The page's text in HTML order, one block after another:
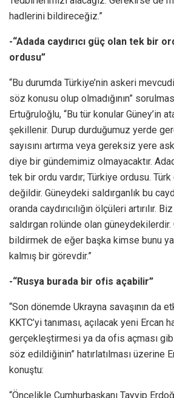
hadlerini bildireceğiz.”
-“Adada caydırıcı güç olan tek bir
ordusu”
“Bu durumda Türkiye’nin askeri
söz konusu olup olmadığının”
Ertuğruloğlu, “Bu tür konular Güney’in
şekillenir. Durup durduğumuz yerde
sayısını artırma veya gereksiz yere
diye bir gündemimiz olmayacaktır.
tek bir ordu vardır; Türkiye ordusu.
değildir. Güneydeki saldırganlık bu
oranda caydırıcılığın ölçüleri artırılır.
saldırgan rolünde olan güneydekilerdir.
bildirmek de eğer başka kimse bunu
kalmış bir görevdir.”
-“Rusya burada bir ofis açabilir”
“Son dönemde Ukrayna savaşının da
KKTC’yi tanıması, açılacak yeni Ercan
gerçekleştirmesi ya da ofis açması
söz edildiğinin” hatırlatılması üzerine
konuştu:
“Öncelikle Cumhurbaşkanı Tayyip